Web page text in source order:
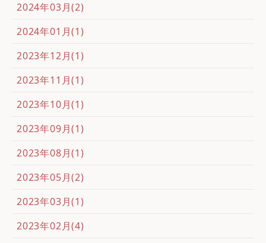
2024年03月(2)
2024年01月(1)
2023年12月(1)
2023年11月(1)
2023年10月(1)
2023年09月(1)
2023年08月(1)
2023年05月(2)
2023年03月(1)
2023年02月(4)